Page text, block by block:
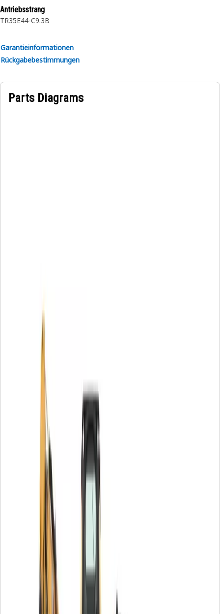
Application:
Consult your owner's manual or contact your local Cat
Antriebsstrang
TR35E44-C9.3B
Garantieinformationen
Rückgabebestimmungen
Parts Diagrams